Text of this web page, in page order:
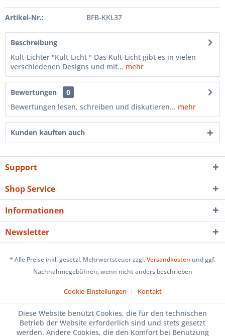
Artikel-Nr.: BFB-KKL37
Beschreibung
Kult-Lichter "Kult-Licht " Das Kult-Licht gibt es in vielen
verschiedenen Designs und mit... mehr
Bewertungen
0
Bewertungen lesen, schreiben und diskutieren... mehr
Kunden kauften auch
Support
Shop Service
Informationen
Newsletter
* Alle Preise inkl. gesetzl. Mehrwertsteuer zzgl.Versandkosten und ggf.
Nachnahmegebühren, wenn nicht anders beschrieben
Cookie-Einstellungen Kontakt
Diese Website benutzt Cookies, die für den technischen
Betrieb der Website erforderlich sind und stets gesetzt
werden. Andere Cookies, die den Komfort bei Benutzung